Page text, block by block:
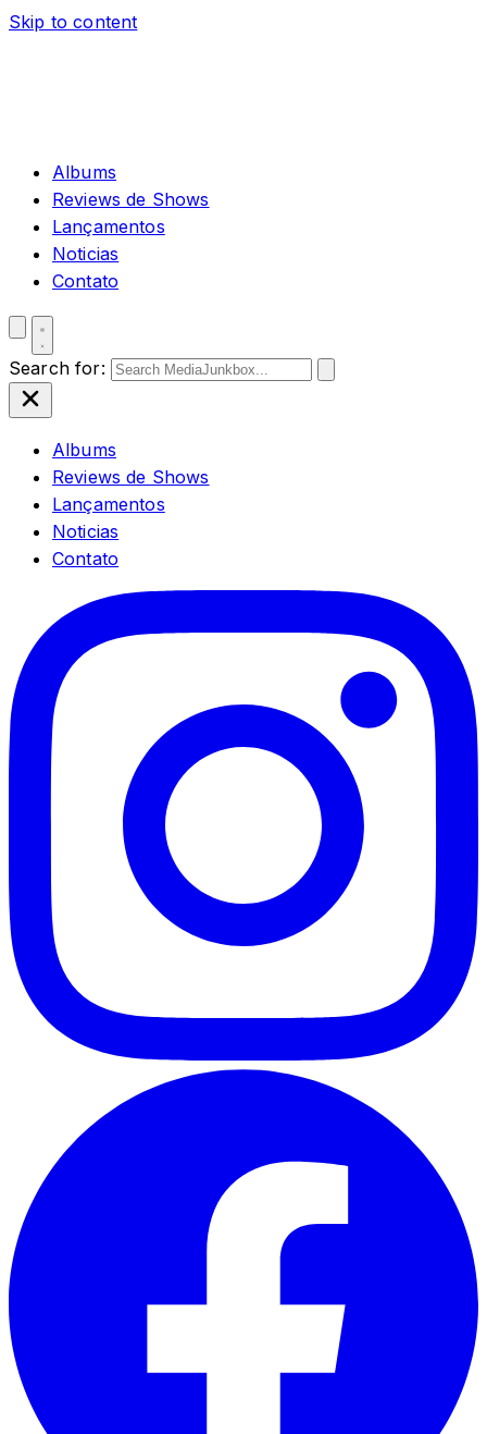
Skip to content
Albums
Reviews de Shows
Lançamentos
Noticias
Contato
Search for:
Albums
Reviews de Shows
Lançamentos
Noticias
Contato